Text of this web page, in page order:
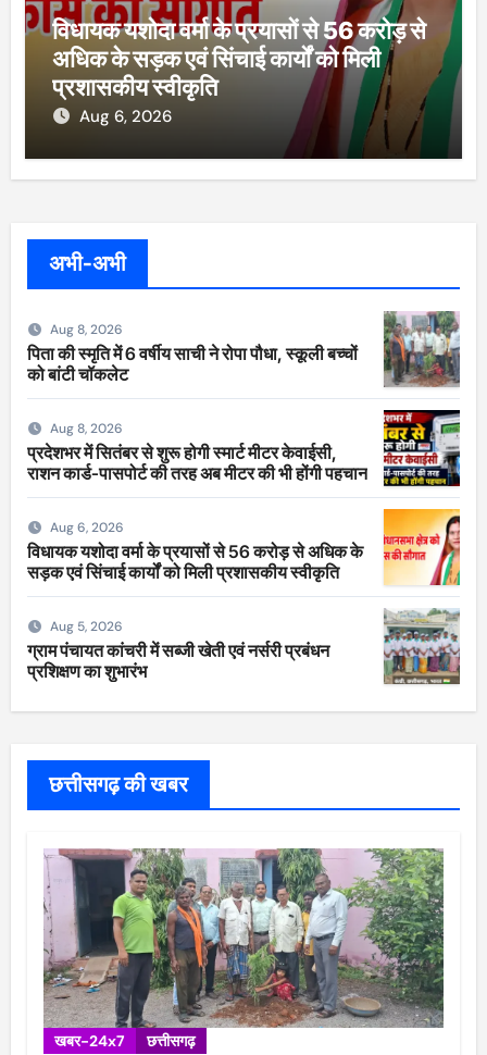
विधायक यशोदा वर्मा के प्रयासों से 56 करोड़ से
अधिक के सड़क एवं सिंचाई कार्यों को मिली
प्रशासकीय स्वीकृति
Aug 6, 2026
अभी-अभी
Aug 8, 2026
पिता की स्मृति में 6 वर्षीय साची ने रोपा पौधा, स्कूली बच्चों
को बांटी चॉकलेट
Aug 8, 2026
प्रदेशभर में सितंबर से शुरू होगी स्मार्ट मीटर केवाईसी,
राशन कार्ड-पासपोर्ट की तरह अब मीटर की भी होंगी पहचान
Aug 6, 2026
विधायक यशोदा वर्मा के प्रयासों से 56 करोड़ से अधिक के
सड़क एवं सिंचाई कार्यों को मिली प्रशासकीय स्वीकृति
Aug 5, 2026
ग्राम पंचायत कांचरी में सब्जी खेती एवं नर्सरी प्रबंधन
प्रशिक्षण का शुभारंभ
छत्तीसगढ़ की खबर
खबर-24x7 छत्तीसगढ़